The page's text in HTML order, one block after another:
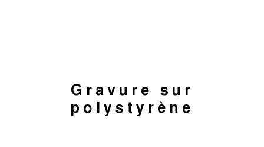
Gravure sur
polystyrène